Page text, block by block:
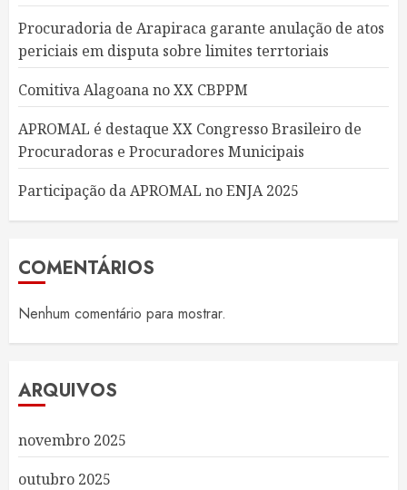
Procuradoria de Arapiraca garante anulação de atos
periciais em disputa sobre limites terrtoriais
Comitiva Alagoana no XX CBPPM
APROMAL é destaque XX Congresso Brasileiro de
Procuradoras e Procuradores Municipais
Participação da APROMAL no ENJA 2025
COMENTÁRIOS
Nenhum comentário para mostrar.
ARQUIVOS
novembro 2025
outubro 2025